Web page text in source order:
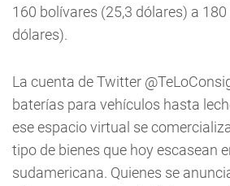
160 bolívares (25,3 dólares) a
dólares).
La cuenta de Twitter
baterías para vehículos hasta
ese espacio virtual se
tipo de bienes que hoy escasean
sudamericana. Quienes se